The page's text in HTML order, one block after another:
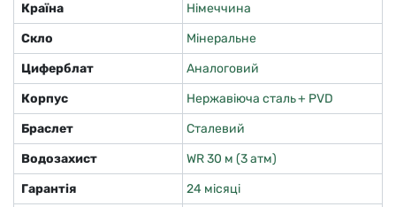
Країна
Німеччина
Скло
Мінеральне
Циферблат
Аналоговий
Корпус
Нержавіюча сталь + PVD
Браслет
Сталевий
Водозахист
WR 30 м (3 атм)
Гарантія
24 місяці